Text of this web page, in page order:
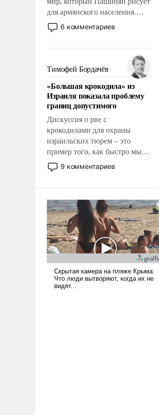
для армянского населения.
Мир, где этому населению все
должны просто по
политические прожекты будут
беспрекословно оплачиваться
за счет российских
налогоплательщиков и где за
свои поступки не нужно
отвечать.
6 комментариев
Тимофей Бордачёв
«Большая крокодила» из
Израиля показала проблему
границ допустимого
Дискуссия о рве с
крокодилами для охраны
израильских тюрем – это
пример того, как быстро мы
двигаемся по пути
революционных изменений.
псевдонаучной фантастики,
стало всерьез обсуждаемой
идеей.
9 комментариев